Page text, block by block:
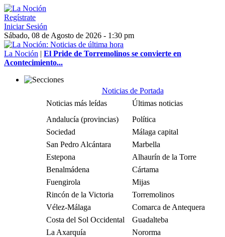
Regístrate
Iniciar Sesión
Sábado, 08 de Agosto de 2026 - 1:30 pm
La Noción | El Pride de Torremolinos se convierte en
Acontecimiento...
Noticias de Portada
Noticias más leídas
Últimas noticias
Andalucía (provincias)
Política
Sociedad
Málaga capital
San Pedro Alcántara
Marbella
Estepona
Alhaurín de la Torre
Benalmádena
Cártama
Fuengirola
Mijas
Rincón de la Victoria
Torremolinos
Vélez-Málaga
Comarca de Antequera
Costa del Sol Occidental
Guadalteba
La Axarquía
Nororma